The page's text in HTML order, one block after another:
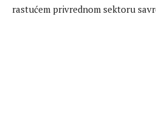
rastućem privrednom sektoru